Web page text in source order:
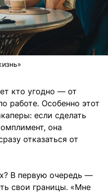
кто угодно — от
работе. Особенно этот
если сделать
она
отказаться от
В первую очередь —
свои границы. «Мне